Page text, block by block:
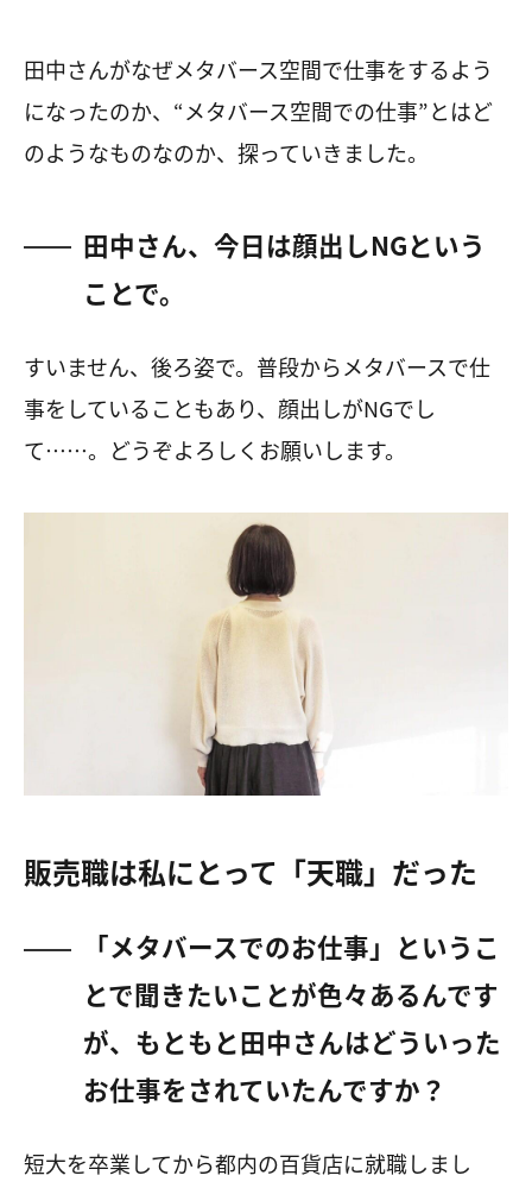
田中さんがなぜメタバース空間で仕事をするよう
になったのか、“メタバース空間での仕事”とはど
のようなものなのか、探っていきました。
田中さん、今日は顔出しNGという
ことで。
すいません、後ろ姿で。普段からメタバースで仕
事をしていることもあり、顔出しがNGでし
て……。どうぞよろしくお願いします。
販売職は私にとって「天職」だった
「メタバースでのお仕事」というこ
とで聞きたいことが色々あるんです
が、もともと田中さんはどういった
お仕事をされていたんですか？
短大を卒業してから都内の百貨店に就職しまし